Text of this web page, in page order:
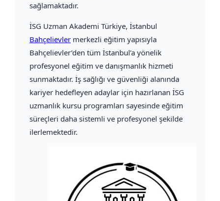
sağlamaktadır.
İSG Uzman Akademi Türkiye, İstanbul
Bahçelievler merkezli eğitim yapısıyla
Bahçelievler’den tüm İstanbul’a yönelik
profesyonel eğitim ve danışmanlık hizmeti
sunmaktadır. İş sağlığı ve güvenliği alanında
kariyer hedefleyen adaylar için hazırlanan İSG
uzmanlık kursu programları sayesinde eğitim
süreçleri daha sistemli ve profesyonel şekilde
ilerlemektedir.